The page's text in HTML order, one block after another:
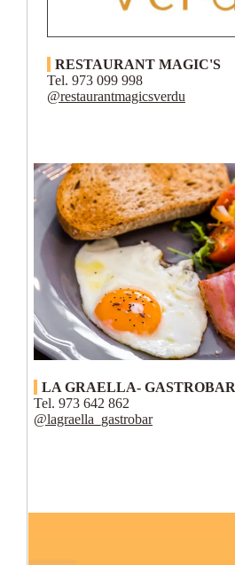
RESTAURANT MAGIC'S
Tel. 973 099 998
@restaurantmagicsverdu
LA GRAELLA- GASTROBAR
Tel. 973 642 862
@lagraella_gastrobar